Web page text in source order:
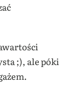
;), ale póki